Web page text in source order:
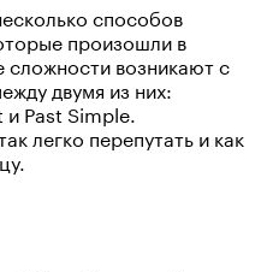
способов
произошли в
возникают с
двумя из них:
Past Simple.
легко перепутать и как